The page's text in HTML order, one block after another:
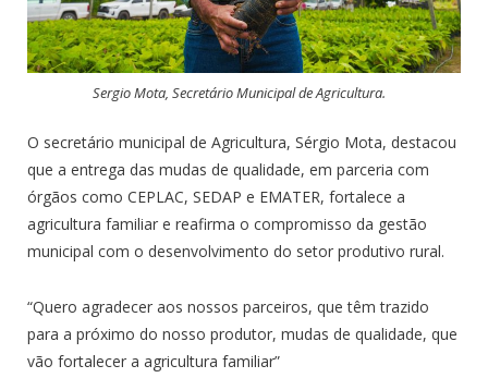
Sergio Mota, Secretário Municipal de Agricultura.
O secretário municipal de Agricultura, Sérgio Mota, destacou
que a entrega das mudas de qualidade, em parceria com
órgãos como CEPLAC, SEDAP e EMATER, fortalece a
agricultura familiar e reafirma o compromisso da gestão
municipal com o desenvolvimento do setor produtivo rural.
“Quero agradecer aos nossos parceiros, que têm trazido
para a próximo do nosso produtor, mudas de qualidade, que
vão fortalecer a agricultura familiar”